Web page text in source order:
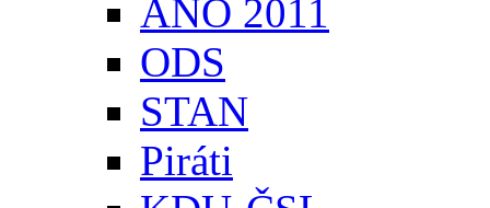
ANO 2011
ODS
STAN
Piráti